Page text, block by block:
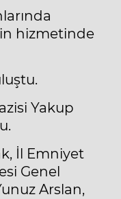
hizmetinde
Yakup
İl Emniyet
Genel
Arslan,